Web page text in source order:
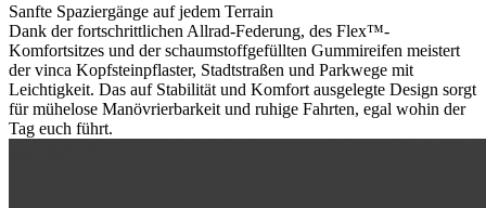
Sanfte Spaziergänge auf jedem Terrain
Dank der fortschrittlichen Allrad-Federung, des Flex™-
Komfortsitzes und der schaumstoffgefüllten Gummireifen meistert
der vinca Kopfsteinpflaster, Stadtstraßen und Parkwege mit
Leichtigkeit. Das auf Stabilität und Komfort ausgelegte Design sorgt
für mühelose Manövrierbarkeit und ruhige Fahrten, egal wohin der
Tag euch führt.